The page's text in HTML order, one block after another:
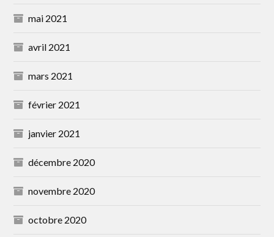
mai 2021
avril 2021
mars 2021
février 2021
janvier 2021
décembre 2020
novembre 2020
octobre 2020